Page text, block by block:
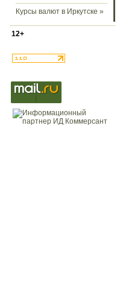
Курсы валют в Иркутске »
12+